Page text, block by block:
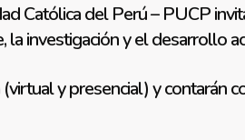
Católica del Perú – PUCP
investigación y el desarrollo
y presencial) y contarán